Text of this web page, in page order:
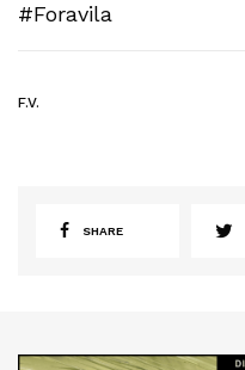
#Foravila
F.V.
SHARE